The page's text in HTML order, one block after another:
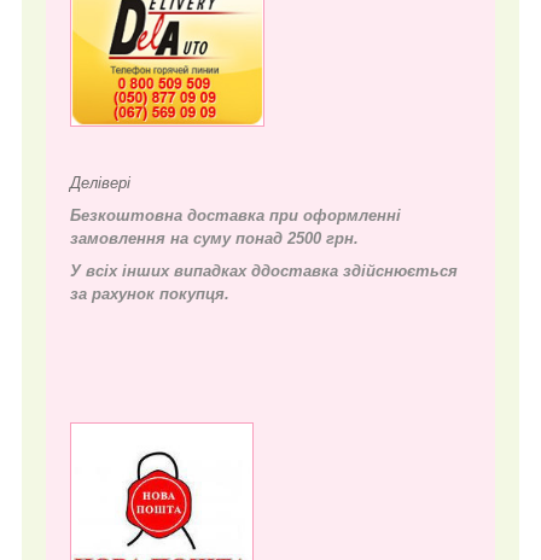
Делівері
Безкоштовна доставка при оформленні
замовлення на суму понад 2500 грн.
У всіх інших випадках ддоставка здійснюється
за рахунок покупця.